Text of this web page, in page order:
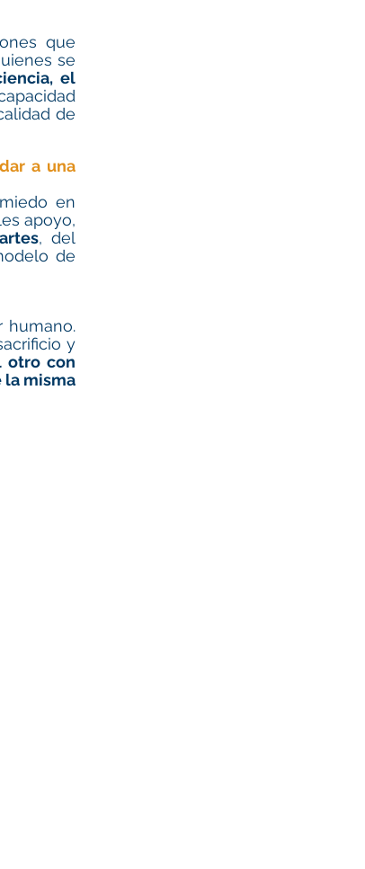
que
se
el
de
a una
en
, del
de
humano.
y
otro con
la misma